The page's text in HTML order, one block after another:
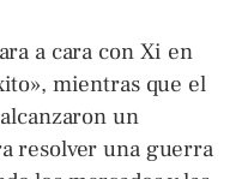
a cara con Xi en
mientras que el
un
resolver una guerra